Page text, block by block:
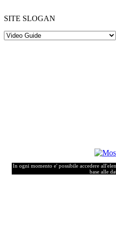
SITE SLOGAN
In ogni momento e' possibile accedere
base alle